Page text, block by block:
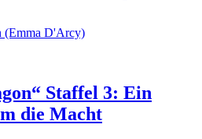
Staffel 3: Ein
die Macht